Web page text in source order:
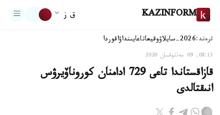
KAZINFORM ق ز
ترەند:2026-سايلاۋ وقيعاتاعايىنداۋاقوردا
08:13, 09 جەلتوقسان 2020
قازاقستاندا تاعى 729 ادامنان كوروناۆيرۋس
انىقتالدى